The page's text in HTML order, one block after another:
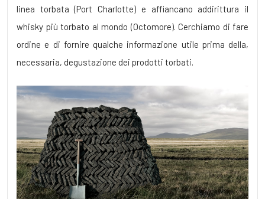
linea torbata (Port Charlotte) e affiancano addirittura il
whisky più torbato al mondo (Octomore). Cerchiamo di fare
ordine e di fornire qualche informazione utile prima della,
necessaria, degustazione dei prodotti torbati.